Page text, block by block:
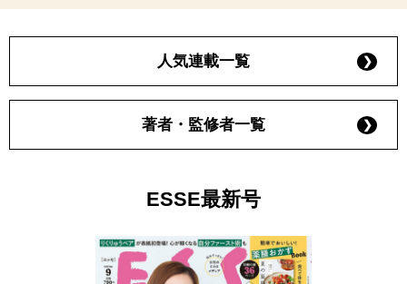
人気連載一覧
著者・監修者一覧
ESSE最新号